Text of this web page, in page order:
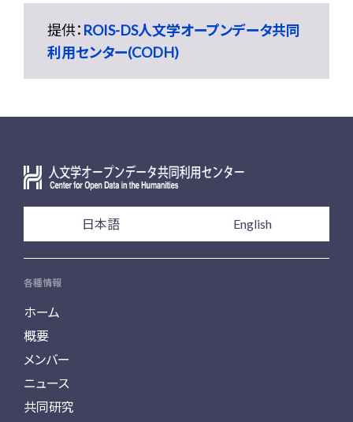
提供： ROIS-DS人文学オープンデータ共同
利用センター(CODH)
日本語 English
各種情報
ホーム
概要
メンバー
ニュース
共同研究